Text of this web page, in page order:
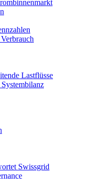
Lastflüsse
Swissgrid